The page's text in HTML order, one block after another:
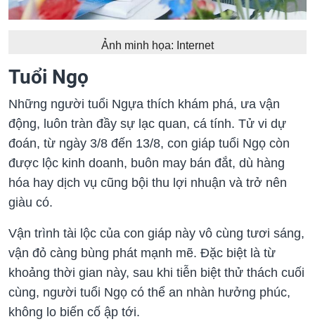
Ảnh minh họa: Internet
Tuổi Ngọ
Những người tuổi Ngựa thích khám phá, ưa vận
động, luôn tràn đầy sự lạc quan, cá tính. Tử vi dự
đoán, từ ngày 3/8 đến 13/8, con giáp tuổi Ngọ còn
được lộc kinh doanh, buôn may bán đắt, dù hàng
hóa hay dịch vụ cũng bội thu lợi nhuận và trở nên
giàu có.
Vận trình tài lộc của con giáp này vô cùng tươi sáng,
vận đỏ càng bùng phát mạnh mẽ. Đặc biệt là từ
khoảng thời gian này, sau khi tiễn biệt thử thách cuối
cùng, người tuổi Ngọ có thể an nhàn hưởng phúc,
không lo biến cố ập tới.